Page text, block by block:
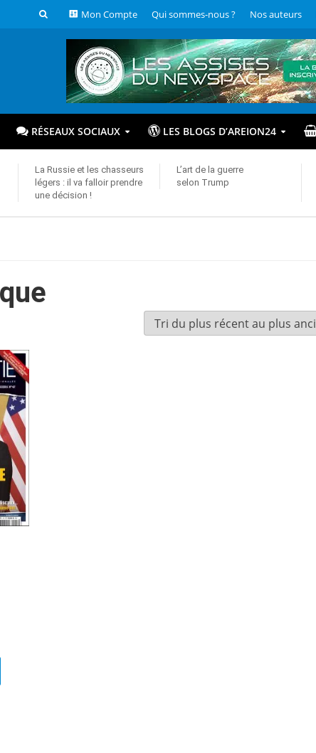
Mon Compte Qui sommes-nous ? Nos auteurs
RÉSEAUX SOCIAUX LES BLOGS D’AREION24
La Russie et les chasseurs
légers : il va falloir prendre
une décision !
L’art de la guerre
selon Trump